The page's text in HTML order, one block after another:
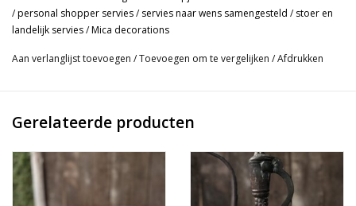
deel hetzelfde van vorm of kleur is. Kleine imperfecties horen bij
dit aardewerk servies. Het servies mag in de vaatwasser, wel zo
- Hoogte 6,5 cm. Doorsnede 5 cm.
/personal shopper servies/ servies naar wens samengesteld / stoer en
landelijk servies/Mica decorations
Aan verlanglijst toevoegen /Toevoegen om te vergelijken /Afdrukken
Gerelateerde producten